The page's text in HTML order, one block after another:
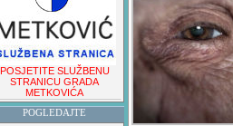
POSJETITE SLUŽBENU
STRANICU GRADA
METKOVIĆA
POGLEDAJTE